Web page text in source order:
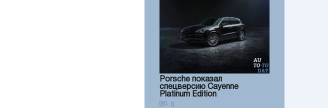
Porsche показал
спецверсию Cayenne
Platinum Edition
0